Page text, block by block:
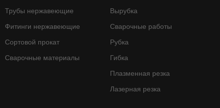
Трубы нержавеющие
Фитинги нержавеющие
Сортовой прокат
Сварочные материалы
Вырубка
Сварочные работы
Рубка
Гибка
Плазменная резка
Лазерная резка